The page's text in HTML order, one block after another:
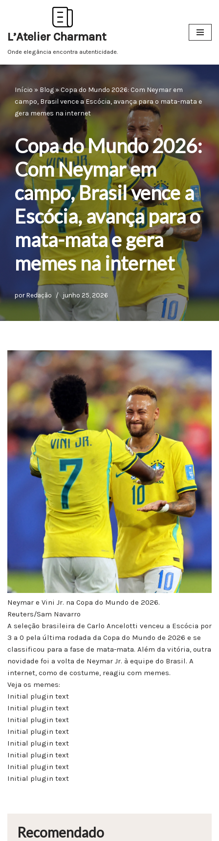
para
o
L’Atelier Charmant
Onde elegância encontra autenticidade.
Início » Blog »Copa do Mundo 2026: Com Neymar em
campo, Brasil vence a Escócia, avança para o mata-mata e
gera memes na internet
Copa do Mundo 2026:
Com Neymar em
campo, Brasil vence a
Escócia, avança para o
mata-mata e gera
memes na internet
por Redação junho 25, 2026
Neymar e Vini Jr. na Copa do Mundo de 2026.
Reuters/Sam Navarro
A seleção brasileira de Carlo Ancelotti venceu a Escócia por
3 a 0 pela última rodada da Copa do Mundo de 2026 e se
classificou para a fase de mata-mata. Além da vitória, outra
novidade foi a volta de Neymar Jr. à equipe do Brasil. A
internet, como de costume, reagiu com memes.
Veja os memes:
Initial plugin text
Initial plugin text
Initial plugin text
Initial plugin text
Initial plugin text
Initial plugin text
Initial plugin text
Initial plugin text
Recomendado